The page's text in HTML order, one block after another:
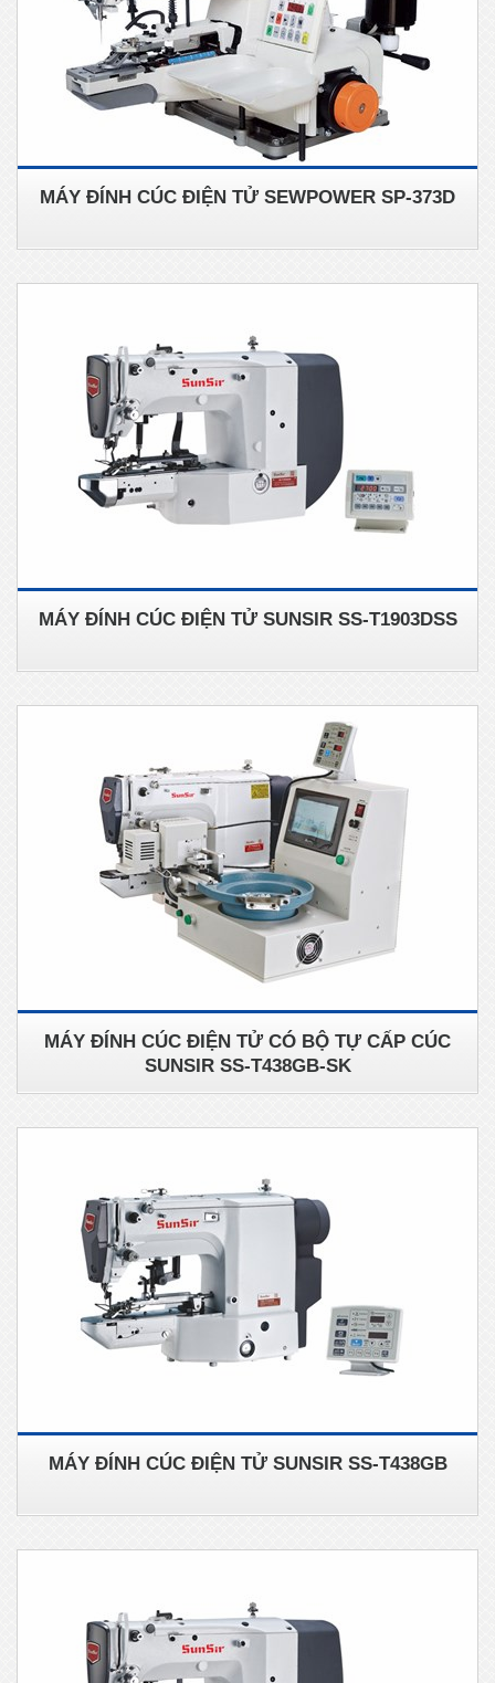
MÁY ĐÍNH CÚC ĐIỆN TỬ SEWPOWER SP-373D
MÁY ĐÍNH CÚC ĐIỆN TỬ SUNSIR SS-T1903DSS
MÁY ĐÍNH CÚC ĐIỆN TỬ CÓ BỘ TỰ CẤP CÚC
SUNSIR SS-T438GB-SK
MÁY ĐÍNH CÚC ĐIỆN TỬ SUNSIR SS-T438GB